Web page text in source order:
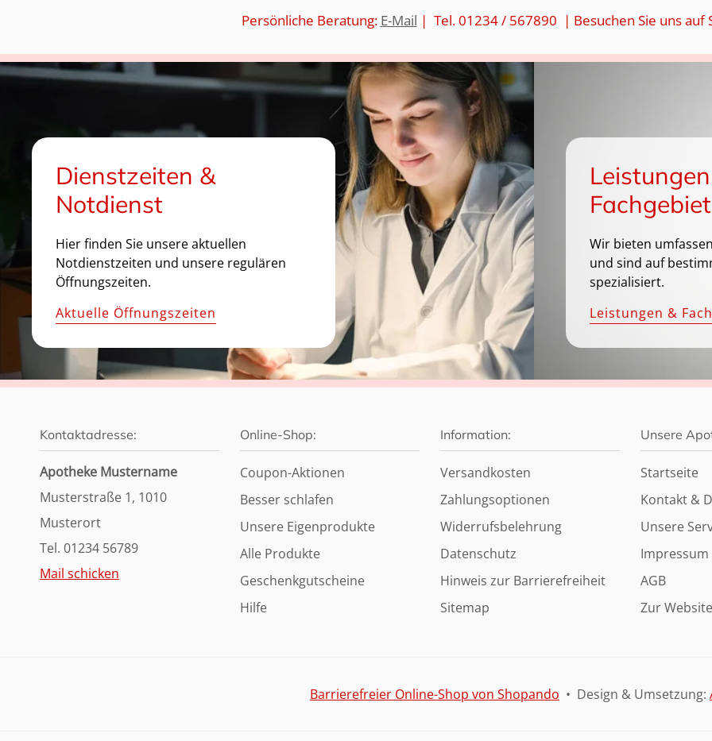
Persönliche Beratung: E-Mail | Tel. 01234 / 567890 | Besuchen Sie uns auf
Dienstzeiten &
Notdienst
Hier finden Sie unsere aktuellen
Notdienstzeiten und unsere regulären
Öffnungszeiten.
Aktuelle Öffnungszeiten
Wir bieten
und sind auf
spezialisiert.
Leistungen &
Kontaktadresse:
Apotheke Mustername
Musterstraße 1, 1010
Musterort
Tel. 01234 56789
Mail schicken
Online-Shop:
Coupon-Aktionen
Besser schlafen
Unsere Eigenprodukte
Alle Produkte
Geschenkgutscheine
Hilfe
Information:
Versandkosten
Zahlungsoptionen
Widerrufsbelehrung
Datenschutz
Hinweis zur Barrierefreiheit
Sitemap
Unsere
Startseite
Kontakt &
Unsere
Impressum
AGB
Zur Website
Barrierefreier Online-Shop von Shopando • Design & Umsetzung: